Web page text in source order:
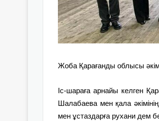
Жоба Қарағанды облысы
Іс-шараға арнайы келген
Шалабаева мен қала
мен ұстаздарға рухани дем